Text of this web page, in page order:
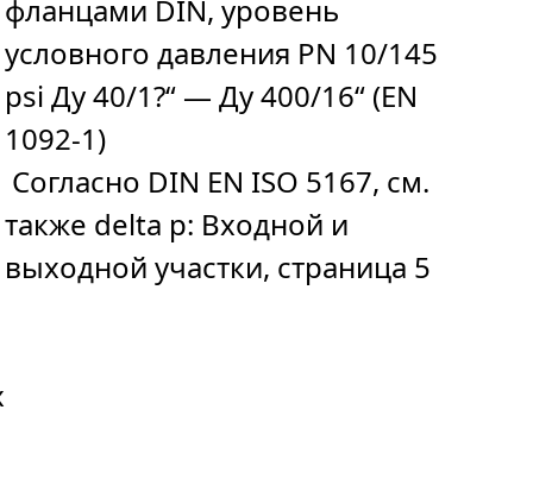
фланцами DIN, уровень
условного давления PN 10/145
psi Ду 40/1?“ — Ду 400/16“ (EN
1092-1)
Согласно DIN EN ISO 5167, см.
также delta p: Входной и
выходной участки, страница 5